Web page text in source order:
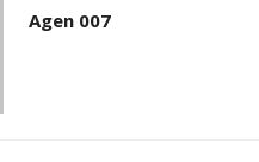
Agen 007